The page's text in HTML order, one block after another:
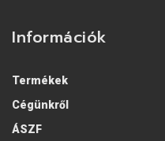
Információk
Termékek
Cégünkről
ÁSZF